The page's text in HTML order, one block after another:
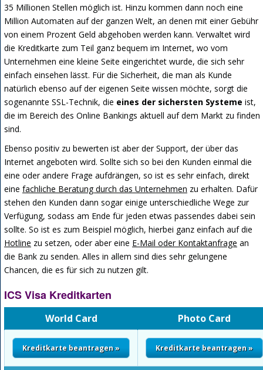
35 Millionen Stellen möglich ist. Hinzu kommen dann noch eine
Million Automaten auf der ganzen Welt, an denen mit einer Gebühr
von einem Prozent Geld abgehoben werden kann. Verwaltet wird
die Kreditkarte zum Teil ganz bequem im Internet, wo vom
Unternehmen eine kleine Seite eingerichtet wurde, die sich sehr
einfach einsehen lässt. Für die Sicherheit, die man als Kunde
natürlich ebenso auf der eigenen Seite wissen möchte, sorgt die
sogenannte SSL-Technik, die eines der sichersten Systeme ist,
die im Bereich des Online Bankings aktuell auf dem Markt zu finden
sind.
Ebenso positiv zu bewerten ist aber der Support, der über das
Internet angeboten wird. Sollte sich so bei den Kunden einmal die
eine oder andere Frage aufdrängen, so ist es sehr einfach, direkt
eine fachliche Beratung durch das Unternehmen zu erhalten. Dafür
stehen den Kunden dann sogar einige unterschiedliche Wege zur
Verfügung, sodass am Ende für jeden etwas passendes dabei sein
sollte. So ist es zum Beispiel möglich, hierbei ganz einfach auf die
Hotline zu setzen, oder aber eine E-Mail oder Kontaktanfrage an
die Bank zu senden. Alles in allem sind dies sehr gelungene
Chancen, die es für sich zu nutzen gilt.
ICS Visa Kreditkarten
World Card Photo Card